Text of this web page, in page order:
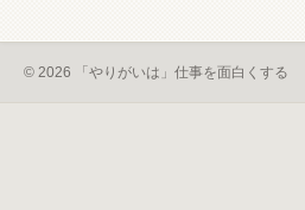
© 2026 「やりがいは」仕事を面白くする